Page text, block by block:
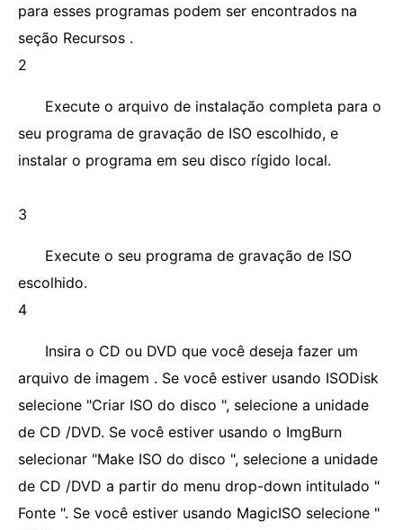
para esses programas podem ser encontrados na
seção Recursos .
2
Execute o arquivo de instalação completa para o
seu programa de gravação de ISO escolhido, e
instalar o programa em seu disco rígido local.
3
Execute o seu programa de gravação de ISO
escolhido.
4
Insira o CD ou DVD que você deseja fazer um
arquivo de imagem . Se você estiver usando ISODisk
selecione "Criar ISO do disco ", selecione a unidade
de CD /DVD. Se você estiver usando o ImgBurn
selecionar "Make ISO do disco ", selecione a unidade
de CD /DVD a partir do menu drop-down intitulado "
Fonte ". Se você estiver usando MagicISO selecione "